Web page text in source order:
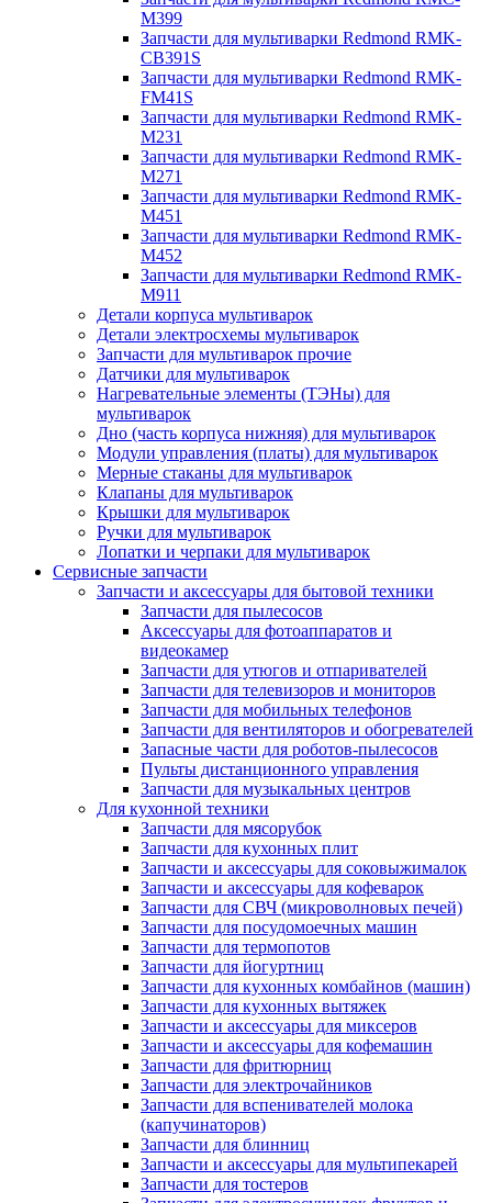
M399
Запчасти для мультиварки Redmond RMK-
CB391S
Запчасти для мультиварки Redmond RMK-
FM41S
Запчасти для мультиварки Redmond RMK-
M231
Запчасти для мультиварки Redmond RMK-
M271
Запчасти для мультиварки Redmond RMK-
M451
Запчасти для мультиварки Redmond RMK-
M452
Запчасти для мультиварки Redmond RMK-
M911
Детали корпуса мультиварок
Детали электросхемы мультиварок
Запчасти для мультиварок прочие
Датчики для мультиварок
Нагревательные элементы (ТЭНы) для
мультиварок
Дно (часть корпуса нижняя) для мультиварок
Модули управления (платы) для мультиварок
Мерные стаканы для мультиварок
Клапаны для мультиварок
Крышки для мультиварок
Ручки для мультиварок
Лопатки и черпаки для мультиварок
Сервисные запчасти
Запчасти и аксессуары для бытовой техники
Запчасти для пылесосов
Аксессуары для фотоаппаратов и
видеокамер
Запчасти для утюгов и отпаривателей
Запчасти для телевизоров и мониторов
Запчасти для мобильных телефонов
Запчасти для вентиляторов и обогревателей
Запасные части для роботов-пылесосов
Пульты дистанционного управления
Запчасти для музыкальных центров
Для кухонной техники
Запчасти для мясорубок
Запчасти для кухонных плит
Запчасти и аксессуары для соковыжималок
Запчасти и аксессуары для кофеварок
Запчасти для СВЧ (микроволновых печей)
Запчасти для посудомоечных машин
Запчасти для термопотов
Запчасти для йогуртниц
Запчасти для кухонных комбайнов (машин)
Запчасти для кухонных вытяжек
Запчасти и аксессуары для миксеров
Запчасти и аксессуары для кофемашин
Запчасти для фритюрниц
Запчасти для электрочайников
Запчасти для вспенивателей молока
(капучинаторов)
Запчасти для блинниц
Запчасти и аксессуары для мультипекарей
Запчасти для тостеров